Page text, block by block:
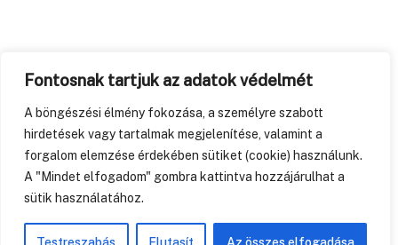
Fontosnak tartjuk az adatok védelmét
A böngészési élmény fokozása, a személyre szabott
hirdetések vagy tartalmak megjelenítése, valamint a
forgalom elemzése érdekében sütiket (cookie) használunk.
A "Mindet elfogadom" gombra kattintva hozzájárulhat a
sütik használatához.